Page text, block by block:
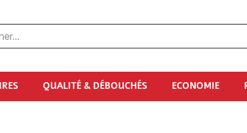
QUALITÉ & DÉBOUCHÉS ECONOMIE